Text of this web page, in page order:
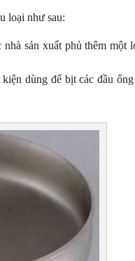
loại như sau:
sản xuất phủ thêm một
dùng để bịt các đầu